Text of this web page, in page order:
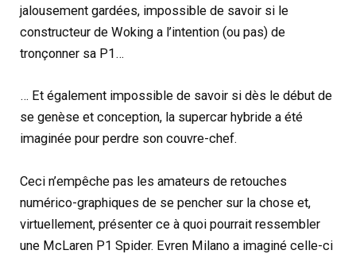
jalousement gardées, impossible de savoir si le
constructeur de Woking a l’intention (ou pas) de
tronçonner sa P1…
… Et également impossible de savoir si dès le début de
se genèse et conception, la supercar hybride a été
imaginée pour perdre son couvre-chef.
Ceci n’empêche pas les amateurs de retouches
numérico-graphiques de se pencher sur la chose et,
virtuellement, présenter ce à quoi pourrait ressembler
une McLaren P1 Spider. Evren Milano a imaginé celle-ci